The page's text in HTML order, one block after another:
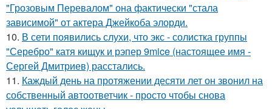
"Грозовым Перевалом" она фактически "стала
зависимой" от актера Джейкоба элорди.
10. В сети появились слухи, что экс - солистка группы
"Серебро" катя кищук и рэпер 9mice (настоящее имя -
Сергей Дмитриев) расстались.
11. Каждый день на протяжении десяти лет он звонил на
собственный автоответчик - просто чтобы снова